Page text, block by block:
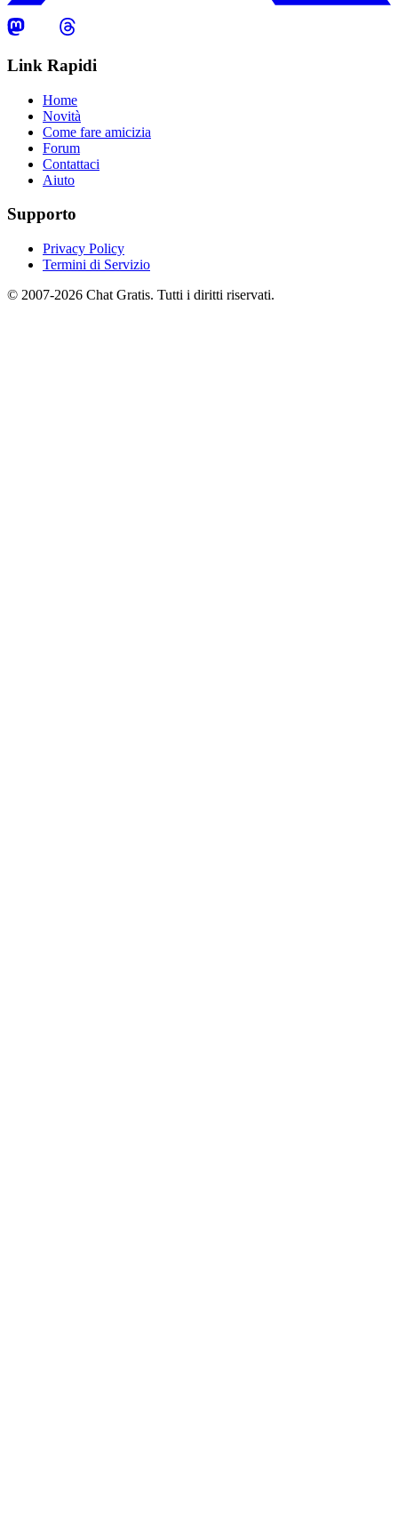
Link Rapidi
Home
Novità
Come fare amicizia
Forum
Contattaci
Aiuto
Supporto
Privacy Policy
Termini di Servizio
© 2007-2026 Chat Gratis. Tutti i diritti riservati.